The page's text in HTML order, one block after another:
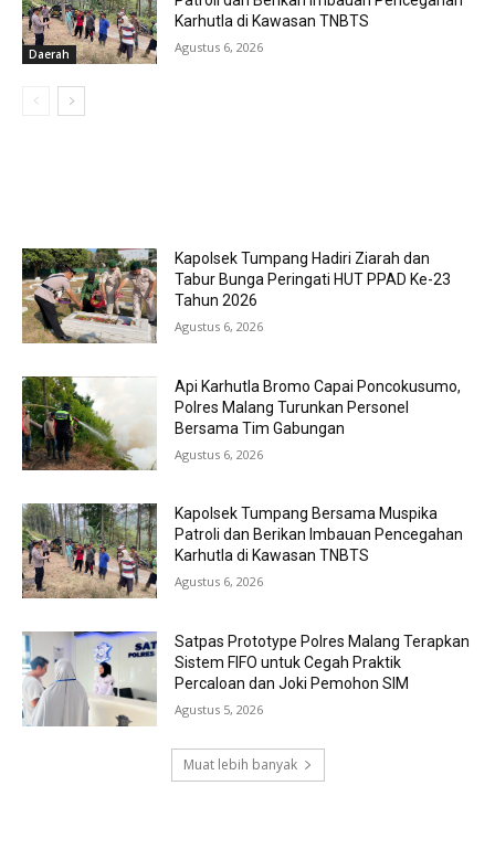
Daerah
Karhutla di Kawasan TNBTS
Agustus 6, 2026
Kapolsek Tumpang Hadiri Ziarah dan
Tabur Bunga Peringati HUT PPAD Ke-23
Tahun 2026
Agustus 6, 2026
Api Karhutla Bromo Capai Poncokusumo,
Polres Malang Turunkan Personel
Bersama Tim Gabungan
Agustus 6, 2026
Kapolsek Tumpang Bersama Muspika
Patroli dan Berikan Imbauan Pencegahan
Karhutla di Kawasan TNBTS
Agustus 6, 2026
Satpas Prototype Polres Malang Terapkan
Sistem FIFO untuk Cegah Praktik
Percaloan dan Joki Pemohon SIM
Agustus 5, 2026
Muat lebih banyak